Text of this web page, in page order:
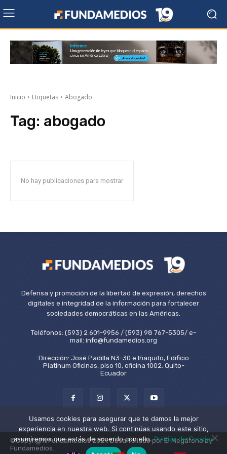
Inicio Etiquetas Abogado
Tag: abogado
No hay publicaciones para mostrar
Defensa y promoción de la libertad de expresión, derechos
digitales e integridad de la información para fortalecer
sociedades democráticas en las Américas.
Teléfonos: (593) 2 601-9956 / (593) 98 767-5305/ e-
mail: info@fundamedios.org
Dirección: José Padilla N3-30 e Iñaquito, Edificio
Platinum Oficinas, piso 10, oficina 1002. Quito-
Ecuador
©Copyright Fundamedios 2021. Desarrollado por El Megáfono by
Fundamedios.
Usamos cookies para asegurar que te damos la mejor
experiencia en nuestra web. Si continúas usando este sitio,
asumiremos que estás de acuerdo con ello.Política de Cookies